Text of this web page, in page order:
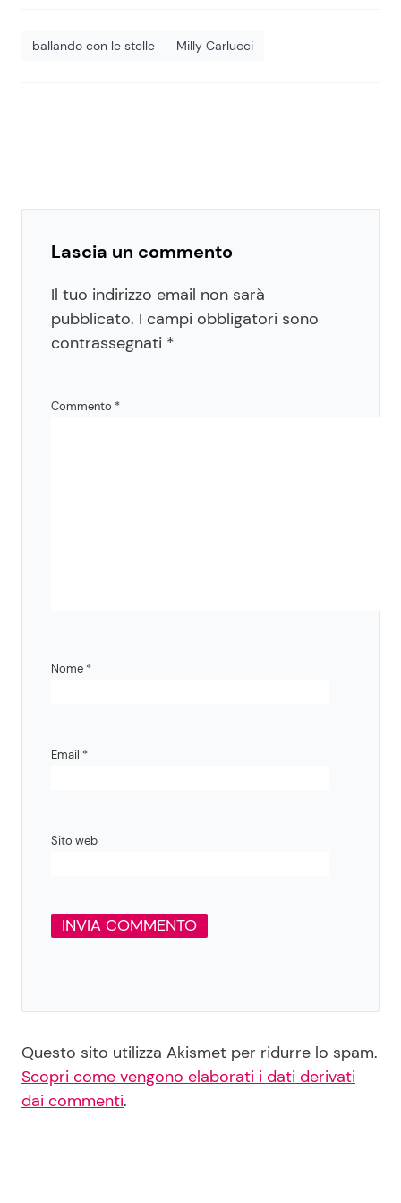
ballando con le stelle Milly Carlucci
Lascia un commento
Il tuo indirizzo email non sarà
pubblicato. I campi obbligatori sono
contrassegnati *
Commento *
Nome *
Email *
Sito web
Questo sito utilizza Akismet per ridurre lo spam.
Scopri come vengono elaborati i dati derivati
dai commenti.